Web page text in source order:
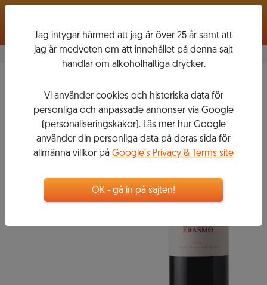
ERASMO
229kr
Flaska, 750 ml
Jag intygar härmed att jag är över 25 år samt att
jag är medveten om att innehållet på denna sajt
handlar om alkoholhaltiga drycker.
Vi använder cookies och historiska data för
personliga och anpassade annonser via Google
(personaliseringskakor). Läs mer hur Google
använder din personliga data på deras sida för
allmänna villkor på Google’s Privacy & Terms site
OK - gå in på sajten!